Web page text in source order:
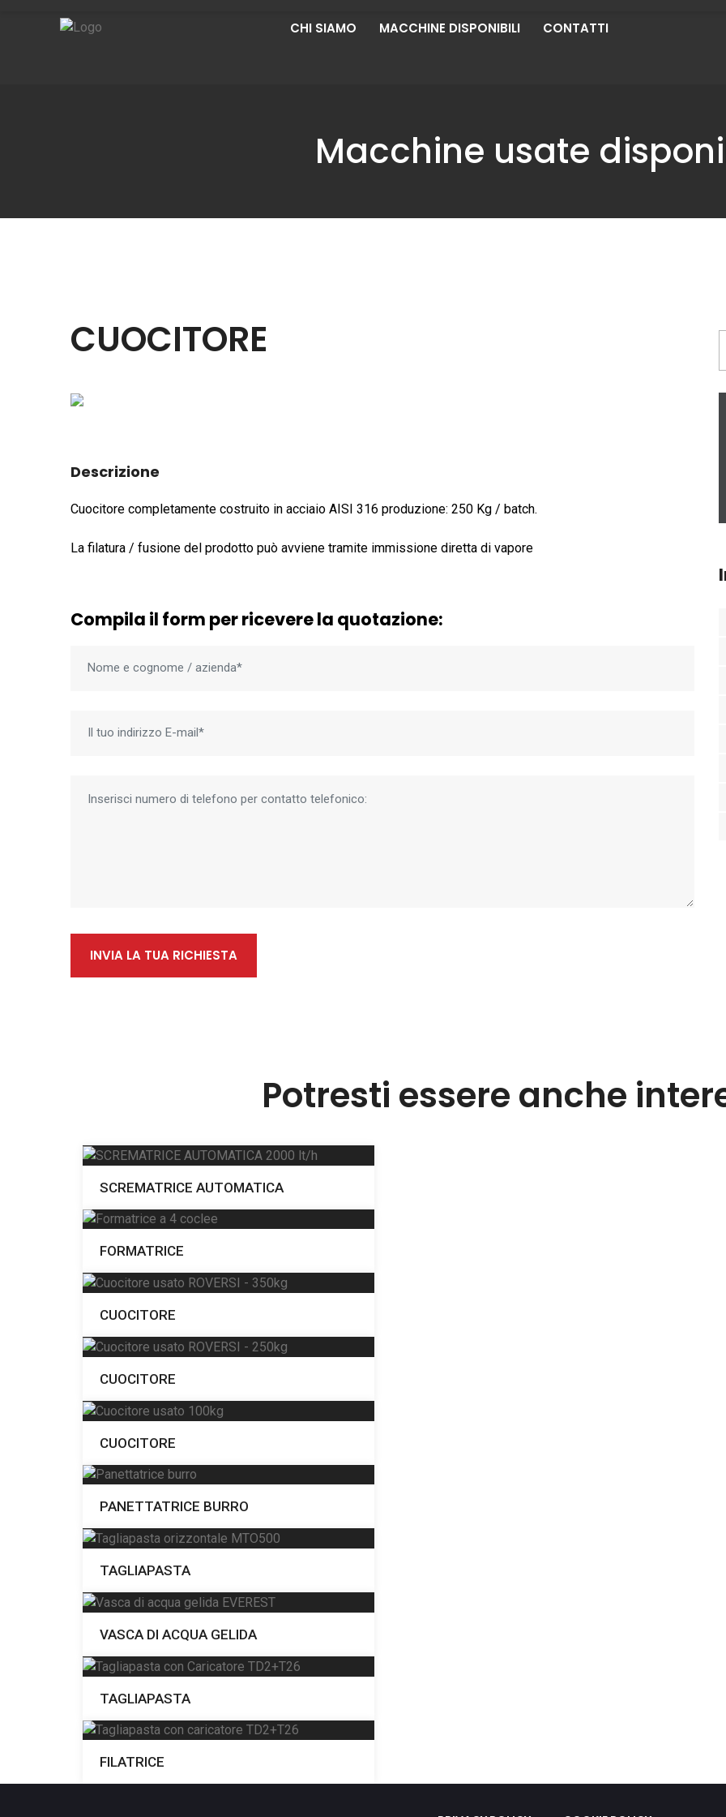
CHI SIAMO MACCHINE DISPONIBILI CONTATTI
Macchine usate
CUOCITORE
Descrizione
Cuocitore completamente costruito in acciaio AISI 316 produzione: 250 Kg / batch.
La filatura / fusione del prodotto può avviene tramite immissione diretta di vapore
Compila il form per ricevere la quotazione:
INVIA LA TUA RICHIESTA
Potresti essere anche
SCREMATRICE AUTOMATICA
FORMATRICE
CUOCITORE
CUOCITORE
CUOCITORE
PANETTATRICE BURRO
TAGLIAPASTA
VASCA DI ACQUA GELIDA
TAGLIAPASTA
FILATRICE